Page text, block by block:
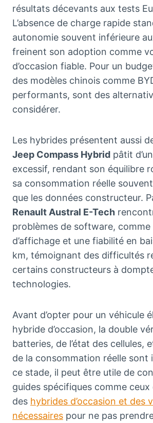
résultats décevants aux tests
L’absence de charge rapide
autonomie souvent inférieure
freinent son adoption comme
d’occasion fiable. Pour un
des modèles chinois comme
performants, sont des
considérer.
Les hybrides présentent aussi
Jeep Compass Hybrid pâtit
excessif, rendant son équilibre
sa consommation réelle
que les données constructeur.
Renault Austral E-Tech
problèmes de software, comme
d’affichage et une fiabilité en
km, témoignant des difficultés
certains constructeurs à
technologies.
Avant d’opter pour un véhicule
hybride d’occasion, la double
batteries, de l’état des cellules,
de la consommation réelle sont
ce stade, il peut être utile de
guides spécifiques comme
des hybrides d’occasion et des
nécessaires pour ne pas